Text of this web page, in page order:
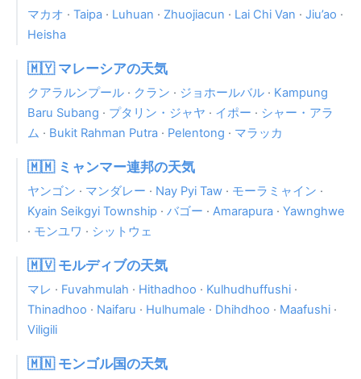
マカオ · Taipa · Luhuan · Zhuojiacun · Lai Chi Van · Jiu’ao ·
Heisha
🇲🇾 マレーシアの天気
クアラルンプール · クラン · ジョホールバル · Kampung
Baru Subang · プタリン・ジャヤ · イポー · シャー・アラ
ム · Bukit Rahman Putra · Pelentong · マラッカ
🇲🇲 ミャンマー連邦の天気
ヤンゴン · マンダレー · Nay Pyi Taw · モーラミャイン ·
Kyain Seikgyi Township · バゴー · Amarapura · Yawnghwe
· モンユワ · シットウェ
🇲🇻 モルディブの天気
マレ · Fuvahmulah · Hithadhoo · Kulhudhuffushi ·
Thinadhoo · Naifaru · Hulhumale · Dhihdhoo · Maafushi ·
Viligili
🇲🇳 モンゴル国の天気